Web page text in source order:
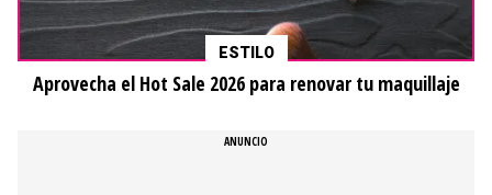
ESTILO
Aprovecha el Hot Sale 2026 para renovar tu maquillaje